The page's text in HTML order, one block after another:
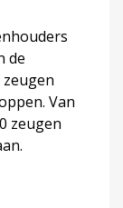
de
Van
zeugen